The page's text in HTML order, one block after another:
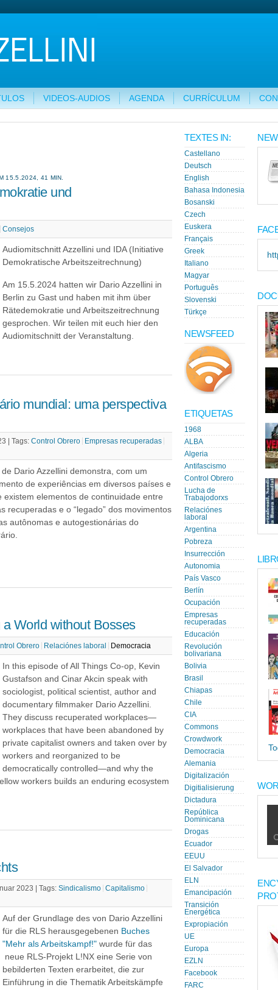
VIDEOS-AUDIOS AGENDA CURRÍCULUM
15.5.2024, 41 MIN.
und
Consejos
Audiomitschnitt Azzellini und IDA (Initiative
Demokratische Arbeitszeitrechnung)
Am 15.5.2024 hatten wir Dario Azzellini in
Berlin zu Gast und haben mit ihm über
Rätedemokratie und Arbeitszeitrechnung
gesprochen. Wir teilen mit euch hier den
Audiomitschnitt der Veranstaltung.
mundial: uma perspectiva
| Tags: Control Obrero
Empresas recuperadas
Dario Azzellini demonstra, com um
de experiências em diversos países e
existem elementos de continuidade entre
recuperadas e o “legado” dos movimentos
autônomas e autogestionárias do
World without Bosses
Obrero Relaciónes laboral Democracia
In this episode of All Things Co-op, Kevin
Gustafson and Cinar Akcin speak with
sociologist, political scientist, author and
documentary filmmaker Dario Azzellini.
They discuss recuperated workplaces—
workplaces that have been abandoned by
private capitalist owners and taken over by
workers and reorganized to be
democratically controlled—and why the
workers builds an enduring ecosystem
2023 | Tags: Sindicalismo Capitalismo
Auf der Grundlage des von Dario Azzellini
für die RLS herausgegebenen Buches
"Mehr als Arbeitskampf!" wurde für das
neue RLS-Projekt L!NX eine Serie von
bebilderten Texten erarbeitet, die zur
Einführung in die Thematik Arbeitskämpfe
TEXTES IN:
Castellano
Deutsch
English
Bahasa Indonesia
Bosanski
Czech
Euskera
Français
Greek
Italiano
Magyar
Português
Slovenski
Türkçe
NEWSFEED
ETIQUETAS
1968
ALBA
Algeria
Antifascismo
Control Obrero
Lucha de
Trabajodorxs
Relaciónes
laboral
Argentina
Pobreza
Insurrección
Autonomia
País Vasco
Berlín
Ocupación
Empresas
recuperadas
Educación
Revolución
bolivariana
Bolivia
Brasil
Chiapas
Chile
CIA
Commons
Crowdwork
Democracia
Alemania
Digitalización
Digitialisierung
Dictadura
República
Dominicana
Drogas
Ecuador
EEUU
El Salvador
ELN
Emancipación
Transición
Energética
Expropiación
UE
Europa
EZLN
Facebook
FARC